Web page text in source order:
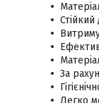
Стійкий
За